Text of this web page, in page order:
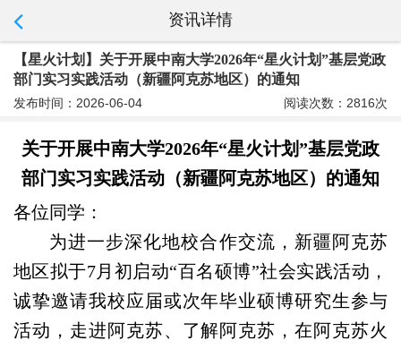
资讯详情
【星火计划】关于开展中南大学2026年“星火计划”基层党政
部门实习实践活动（新疆阿克苏地区）的通知
发布时间：2026-06-04 阅读次数：2816次
关于开展中南大学2026年“星火计划”基层党政
部门实习实践活动（新疆阿克苏地区）的通知
各位同学：
为进一步深化地校合作交流，新疆阿克苏
地区拟于7月初启动“百名硕博”社会实践活动，
诚挚邀请我校应届或次年毕业硕博研究生参与
活动，走进阿克苏、了解阿克苏，在阿克苏火